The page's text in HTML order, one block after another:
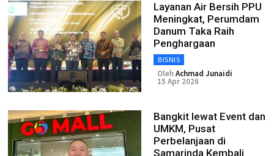
Layanan Air Bersih PPU
Meningkat, Perumdam
Danum Taka Raih
Penghargaan
BISNIS
OlehAchmad Junaidi
15 Apr 2026
Bangkit lewat Event dan
UMKM, Pusat
Perbelanjaan di
Samarinda Kembali